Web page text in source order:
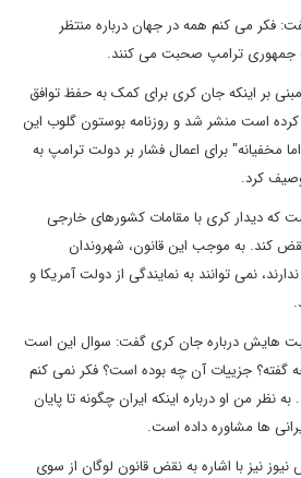
فکر می کنم همه در جهان درباره منتظر
جمهوری ترامپ صحبت می کنند.
بر اینکه جان کری برای کمک به حفظ توافق
است منشر شد و روزنامه بوستون گلوب این
مخفیانه" برای اعمال فشار بر دولت ترامپ به
کرد.
که دیدار کری با مقامات کشورهای خارجی
کند. به موجب این قانون، شهروندان
نمی توانند به نمایندگی از دولت آمریکا و
هایش درباره جان کری گفت: سوال این است
جزییات آن چه بوده است؟ فکر نمی کنم
نظر من او درباره اینکه ایران چگونه تا پایان
ها مشاوره داده است.
نیز با اشاره به نقض قانون لوگان از سوی